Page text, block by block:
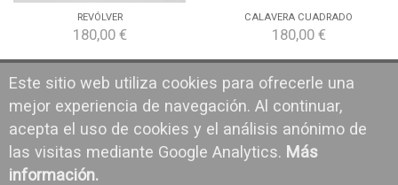
REVÓLVER
180,00 €
CALAVERA CUADRADO
180,00 €
Este sitio web utiliza cookies para ofrecerle una
mejor experiencia de navegación. Al continuar,
acepta el uso de cookies y el análisis anónimo de
las visitas mediante Google Analytics. Más
información.